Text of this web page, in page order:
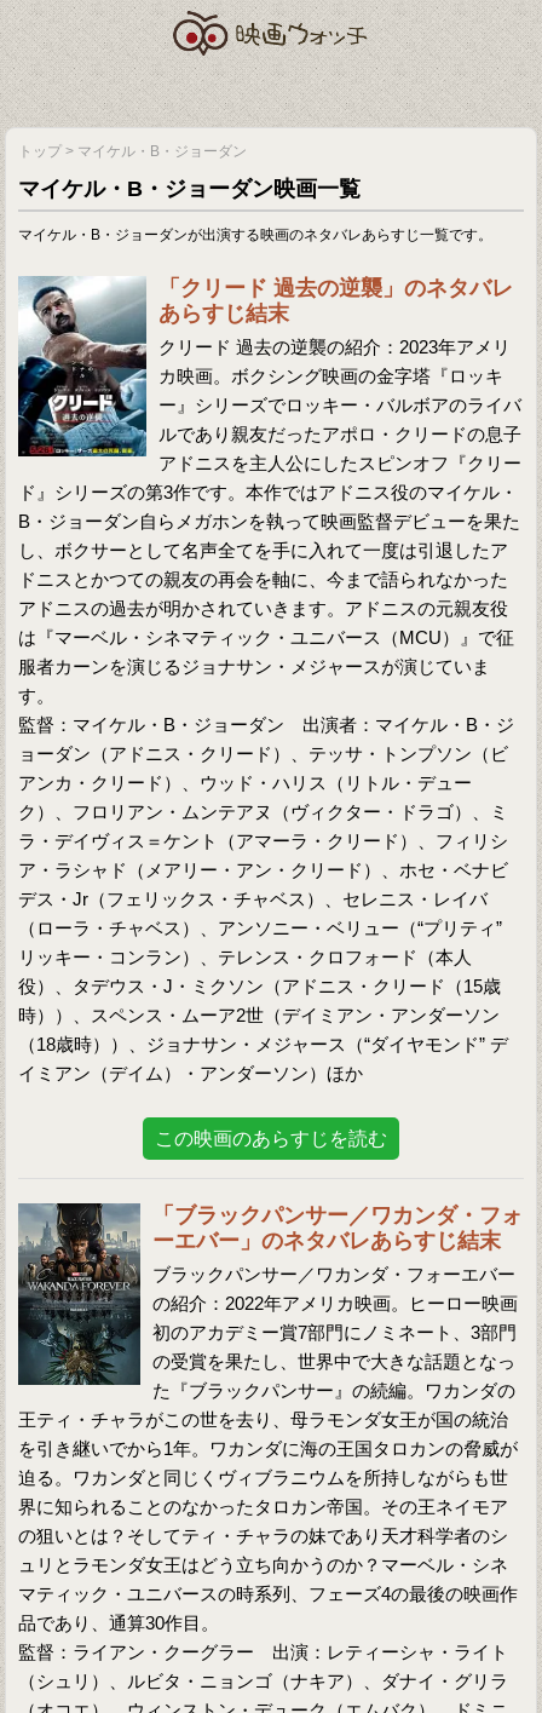
トップ > マイケル・B・ジョーダン
マイケル・B・ジョーダン映画一覧
マイケル・B・ジョーダンが出演する映画のネタバレあらすじ一覧です。
「クリード 過去の逆襲」のネタバレ
あらすじ結末
クリード 過去の逆襲の紹介：2023年アメリ
カ映画。ボクシング映画の金字塔『ロッキ
ー』シリーズでロッキー・バルボアのライバ
ルであり親友だったアポロ・クリードの息子
アドニスを主人公にしたスピンオフ『クリー
ド』シリーズの第3作です。本作ではアドニス役のマイケル・
B・ジョーダン自らメガホンを執って映画監督デビューを果た
し、ボクサーとして名声全てを手に入れて一度は引退したア
ドニスとかつての親友の再会を軸に、今まで語られなかった
アドニスの過去が明かされていきます。アドニスの元親友役
は『マーベル・シネマティック・ユニバース（MCU）』で征
服者カーンを演じるジョナサン・メジャースが演じていま
す。
監督：マイケル・B・ジョーダン 出演者：マイケル・B・ジ
ョーダン（アドニス・クリード）、テッサ・トンプソン（ビ
アンカ・クリード）、ウッド・ハリス（リトル・デュー
ク）、フロリアン・ムンテアヌ（ヴィクター・ドラゴ）、ミ
ラ・デイヴィス＝ケント（アマーラ・クリード）、フィリシ
ア・ラシャド（メアリー・アン・クリード）、ホセ・ベナビ
デス・Jr（フェリックス・チャベス）、セレニス・レイバ
（ローラ・チャベス）、アンソニー・ベリュー（“プリティ”
リッキー・コンラン）、テレンス・クロフォード（本人
役）、タデウス・J・ミクソン（アドニス・クリード（15歳
時））、スペンス・ムーア2世（デイミアン・アンダーソン
（18歳時））、ジョナサン・メジャース（“ダイヤモンド” デ
イミアン（デイム）・アンダーソン）ほか
この映画のあらすじを読む
「ブラックパンサー／ワカンダ・フォ
ーエバー」のネタバレあらすじ結末
ブラックパンサー／ワカンダ・フォーエバー
の紹介：2022年アメリカ映画。ヒーロー映画
初のアカデミー賞7部門にノミネート、3部門
の受賞を果たし、世界中で大きな話題となっ
た『ブラックパンサー』の続編。ワカンダの
王ティ・チャラがこの世を去り、母ラモンダ女王が国の統治
を引き継いでから1年。ワカンダに海の王国タロカンの脅威が
迫る。ワカンダと同じくヴィブラニウムを所持しながらも世
界に知られることのなかったタロカン帝国。その王ネイモア
の狙いとは？そしてティ・チャラの妹であり天才科学者のシ
ュリとラモンダ女王はどう立ち向かうのか？マーベル・シネ
マティック・ユニバースの時系列、フェーズ4の最後の映画作
品であり、通算30作目。
監督：ライアン・クーグラー 出演：レティーシャ・ライト
（シュリ）、ルビタ・ニョンゴ（ナキア）、ダナイ・グリラ